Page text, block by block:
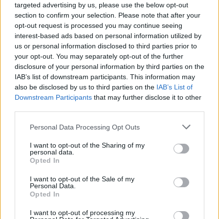
targeted advertising by us, please use the below opt-out
section to confirm your selection. Please note that after your
opt-out request is processed you may continue seeing
interest-based ads based on personal information utilized by
us or personal information disclosed to third parties prior to
your opt-out. You may separately opt-out of the further
disclosure of your personal information by third parties on the
IAB’s list of downstream participants. This information may
also be disclosed by us to third parties on the IAB’s List of
Downstream Participants that may further disclose it to other
Please note that this website/app uses one or more Google
not limited to your visit or usage behaviour. You may click to
grant or deny consent to Google and its third-party tags to
use your data for below specified purposes in below Google
consent section.
Personal Data Processing Opt Outs
I want to opt-out of the Sharing of my
personal data.
Opted In
I want to opt-out of the Sale of my
Personal Data.
Opted In
I want to opt-out of processing my
Opozorilo: Po 297. členu Kazenskega zakonika je
posameznik kazensko odgovoren za javno spodbujanje
sovraštva, nasilja ali nestrpnosti. Komentarji z žaljivimi,
rasističnimi, diskriminatornimi ali nezakonitimi vsebinami bodo
odstranjeni. Pravila komentiranja →
Failed to fetch
Mežica Črna na Koroškem
Kategorije:
Ključne besede:
oviran promet
promet prometna nesreča